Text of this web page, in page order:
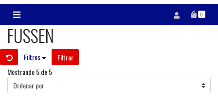
0
FUSSEN
Filtros
Filtrar
Mostrando 5 de 5